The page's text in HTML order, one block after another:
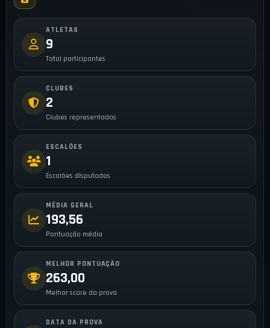
ATLETAS
9
Total participantes
CLUBES
2
Clubes representados
ESCALÕES
1
Escalões disputados
MÉDIA GERAL
193,56
Pontuação média
MELHOR PONTUAÇÃO
263,00
Melhor score da prova
DATA DA PROVA